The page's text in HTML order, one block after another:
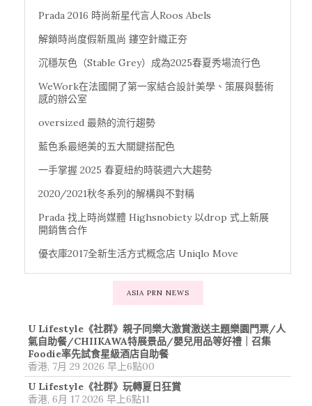
Prada 2016 時尚新星代言人Roos Abels
解鎖時尚度假新風尚 鏤空針織正夯
沉穩灰色（Stable Grey）成為2025春夏秀場流行色
WeWork在法國開了第一家結合設計美學、策展與藝術
感的辦公室
oversized 最熱的流行趨勢
藍色系最絕美的五大關鍵搭配色
一手掌握 2025 春夏紐約時裝週六大趨勢
2020/2021秋冬系列的解構與不對稱
Prada 找上時尚媒體 Highsnobiety 以drop 式上新展
開銷售合作
優衣庫2017全新生活方式概念店 Uniqlo Move
ASIA PRN NEWS
U Lifestyle《社群》親子同樂大激賞激送主題樂園門票/人
氣自助餐/CHIIKAWA特展景品/嬰兒用品等好禮｜召集
Foodie率先試食星級酒店自助餐
香港, 7月 29 2026 早上6點00
U Lifestyle《社群》玩轉夏日狂賞
香港, 6月 17 2026 早上6點11